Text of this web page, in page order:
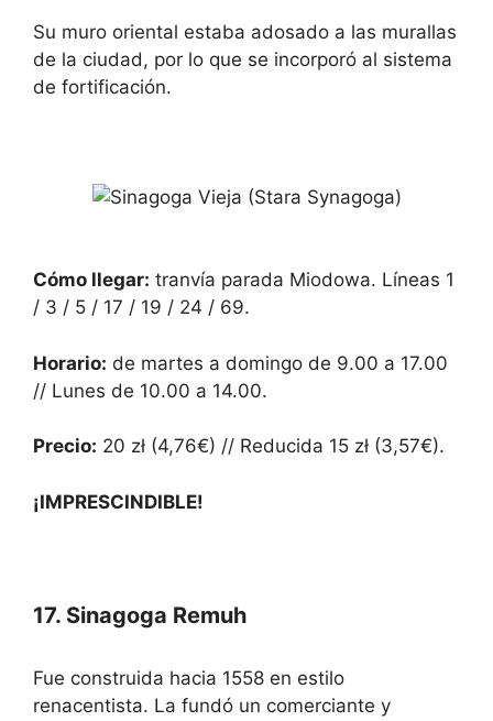
Su muro oriental estaba adosado a las murallas
de la ciudad, por lo que se incorporó al sistema
de fortificación.
Cómo llegar: tranvía parada Miodowa. Líneas 1
/ 3 / 5 / 17 / 19 / 24 / 69.
Horario: de martes a domingo de 9.00 a 17.00
// Lunes de 10.00 a 14.00.
Precio: 20 zł (4,76€) // Reducida 15 zł (3,57€).
¡IMPRESCINDIBLE!
17. Sinagoga Remuh
Fue construida hacia 1558 en estilo
renacentista. La fundó un comerciante y